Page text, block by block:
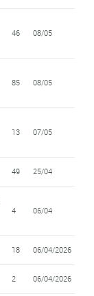
46 08/05
85 08/05
13 07/05
49 25/04
4 06/04
18 06/04/2026
2 06/04/2026